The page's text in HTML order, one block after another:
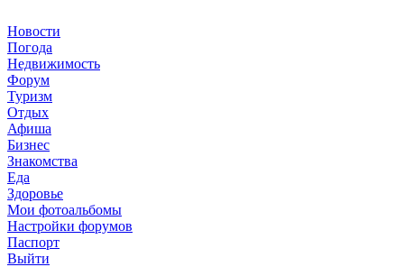
Новости
Погода
Недвижимость
Форум
Туризм
Отдых
Афиша
Бизнес
Знакомства
Еда
Здоровье
Мои фотоальбомы
Настройки форумов
Паспорт
Выйти